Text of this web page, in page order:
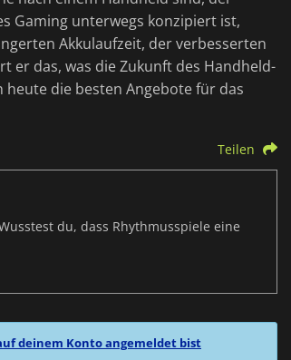
Gaming unterwegs konzipiert ist,
Akkulaufzeit, der verbesserten
er das, was die Zukunft des Handheld-
die besten Angebote für das
Teilen
du, dass Rhythmusspiele eine
deinem Konto angemeldet bist